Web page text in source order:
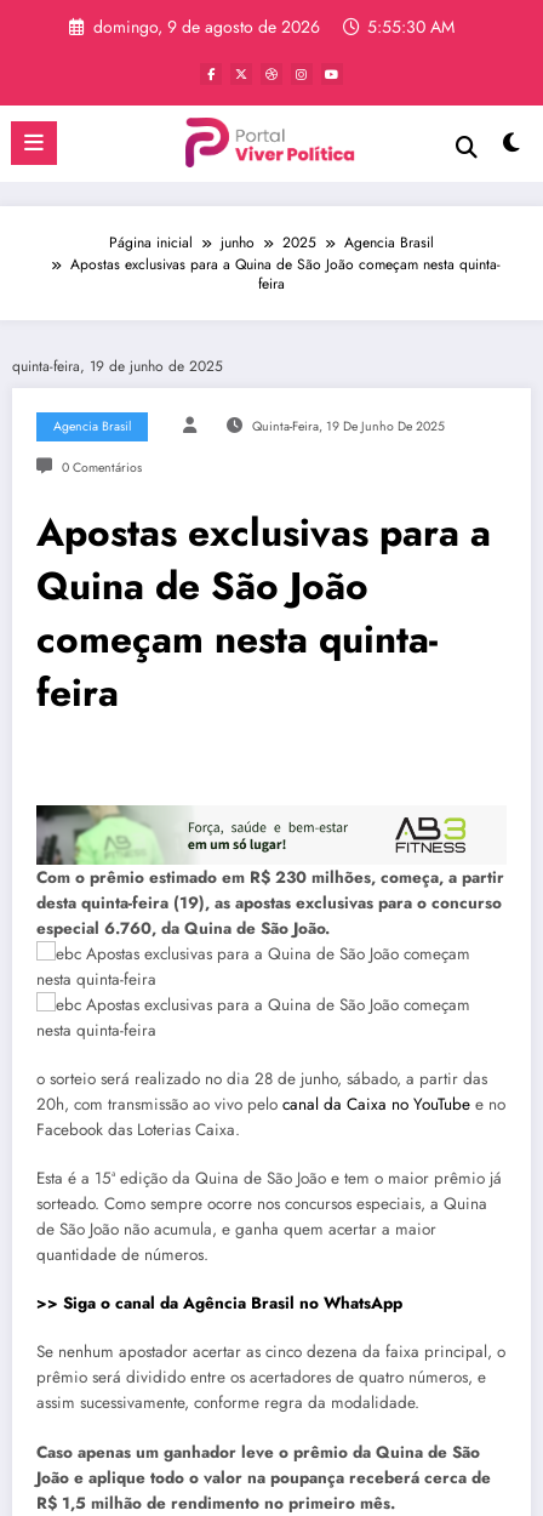
domingo, 9 de agosto de 2026 5:55:30 AM
Página inicial junho 2025
Agencia Brasil
Apostas exclusivas para a Quina de São João começam nesta quinta-
feira
quinta-feira, 19 de junho de 2025
Agencia Brasil Quinta-Feira, 19 De Junho De 2025
0 Comentários
Apostas exclusivas para a
Quina de São João
começam nesta quinta-
feira
Com o prêmio estimado em R$ 230 milhões, começa, a partir
desta quinta-feira (19), as apostas exclusivas para o concurso
especial 6.760, da Quina de São João.
o sorteio será realizado no dia 28 de junho, sábado, a partir das
20h, com transmissão ao vivo pelo canal da Caixa no YouTube e no
Facebook das Loterias Caixa.
Esta é a 15ª edição da Quina de São João e tem o maior prêmio já
sorteado. Como sempre ocorre nos concursos especiais, a Quina
de São João não acumula, e ganha quem acertar a maior
quantidade de números.
>> Siga o canal da Agência Brasil no WhatsApp
Se nenhum apostador acertar as cinco dezena da faixa principal, o
prêmio será dividido entre os acertadores de quatro números, e
assim sucessivamente, conforme regra da modalidade.
Caso apenas um ganhador leve o prêmio da Quina de São
João e aplique todo o valor na poupança receberá cerca de
R$ 1,5 milhão de rendimento no primeiro mês.